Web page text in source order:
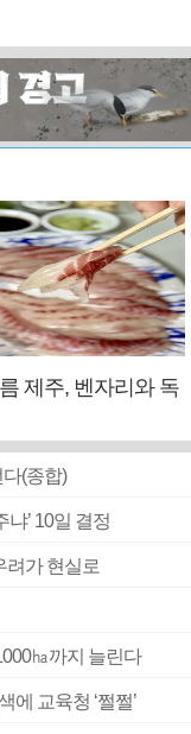
제주, 벤자리와 독
(종합)
’ 10일 결정
려가 현실로
㏊까지 늘린다
교육청 ‘쩔쩔’